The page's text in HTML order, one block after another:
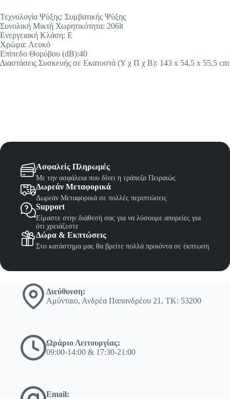
Τεχνολογία Ψύξης: Συμβατικής Ψύξης
Συνολική Μικτή Χωρητικότητα: 206lt
Ενεργειακή Κλάση: E
Χρώμα: Λευκό
Επίπεδο Θορύβου (dB):40
Διαστάσεις Συσκευής σε Εκατοστά (Υ χ Π χ Β): 143 x 54,5 x 55,5 cm
Ασφαλείς Πληρωμές
Με την ασφάλεια που δίνει η τράπεζα Πειραιώς
Δωρεάν Μεταφορικά
Δωρεάν Μεταφορικά σε πολλές περιπτώσεις
Support
Είμαστε στην διάθεσή σας για να λύσουμε απορείες για
ότι χρειάζεστε
Δώρα & Εκπτώσεις
Στο κατάστημα μας θα βρείτε πολλά προιόντα σε έκπτωση
Διεύθυνση:
Αμύνταιο, Ανδρέα Παπανδρέου 21, ΤΚ: 53200
Ωράριο Λειτουργίας:
09:00-14:00 & 17:30-21:00
Email: